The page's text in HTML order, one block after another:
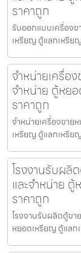
ราคาถูก
รับออกแบบเครื่อง
เหรียญ ตู้แลกเหรีย
จำหน่ายเครื่อ
จำหน่าย ตู้หย
ราคาถูก
จำหน่ายเครื่องขาย
เหรียญ ตู้แลกเหรีย
โรงงานรับผลิ
และจำหน่าย
ราคาถูก
โรงงานรับผลิตตู้ขา
หยอดเหรียญ ตู้แลก